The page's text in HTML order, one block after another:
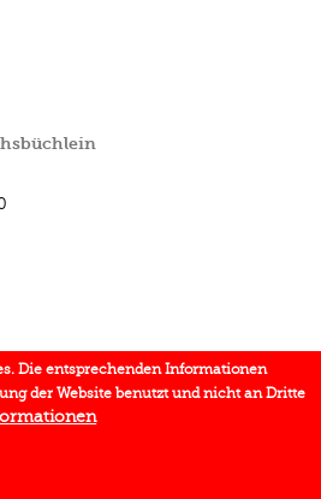
Die entsprechenden Informationen
der Website benutzt und nicht an Dritte